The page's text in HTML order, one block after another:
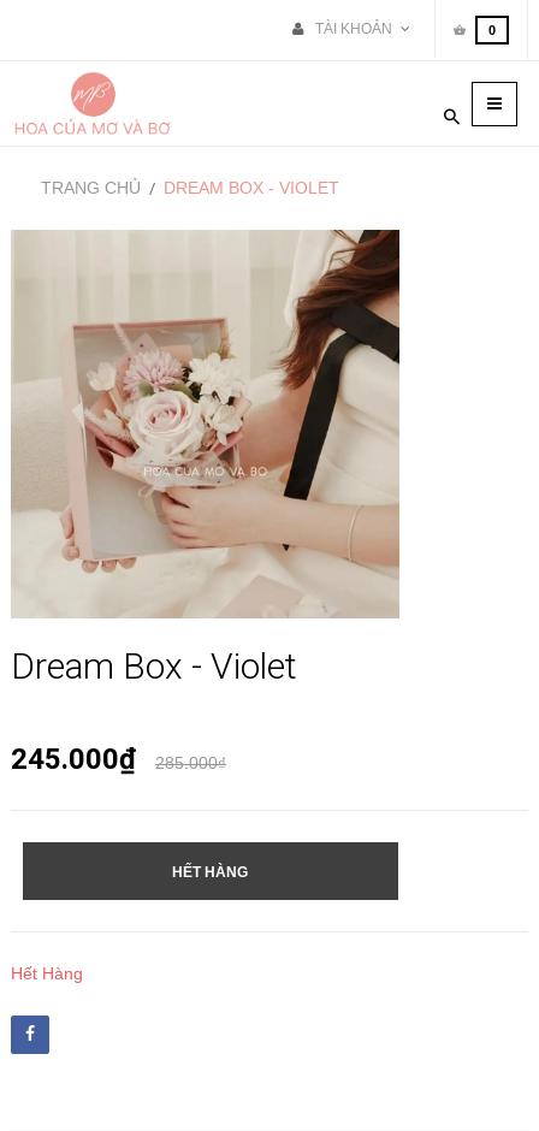
0
TÀI KHOẢN
Toggle
TRANG CHỦ DREAM BOX - VIOLET
Dream Box - Violet
245.000₫ 285.000₫
HẾT HÀNG
Hết Hàng